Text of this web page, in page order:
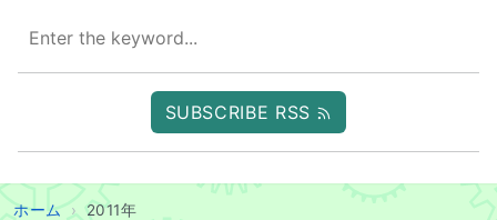
SUBSCRIBE RSS
ホーム 2011年